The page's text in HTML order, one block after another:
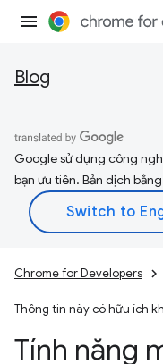
Blog
Google sử dụng công
bạn ưu tiên. Bản dịch
Chrome for Developers
Thông tin này có hữu ích
Tính năng